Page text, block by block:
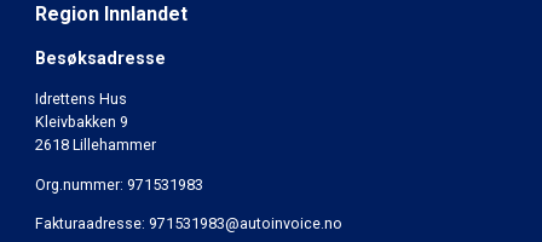
Region Innlandet
Besøksadresse
Idrettens Hus
Kleivbakken 9
2618 Lillehammer
Org.nummer: 971531983
Fakturaadresse: 971531983@autoinvoice.no